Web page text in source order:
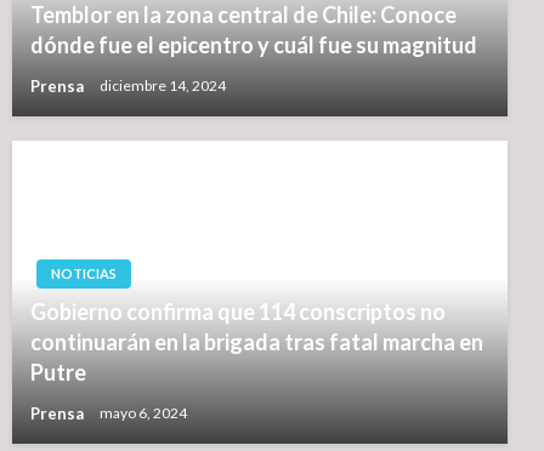
Temblor en la zona central de Chile: Conoce
dónde fue el epicentro y cuál fue su magnitud
Prensa diciembre 14, 2024
NOTICIAS
Gobierno confirma que 114 conscriptos no
continuarán en la brigada tras fatal marcha en
Putre
Prensa mayo 6, 2024